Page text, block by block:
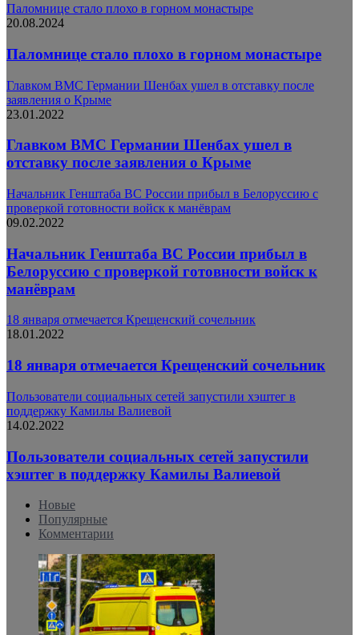
Паломнице стало плохо в горном монастыре
20.08.2024
Паломнице стало плохо в горном монастыре
Главком ВМС Германии Шенбах ушел в отставку после
заявления о Крыме
23.01.2022
Главком ВМС Германии Шенбах ушел в
отставку после заявления о Крыме
Начальник Генштаба ВС России прибыл в Белоруссию с
проверкой готовности войск к манёврам
09.02.2022
Начальник Генштаба ВС России прибыл в
Белоруссию с проверкой готовности войск к
манёврам
18 января отмечается Крещенский сочельник
18.01.2022
18 января отмечается Крещенский сочельник
Пользователи социальных сетей запустили хэштег в
поддержку Камилы Валиевой
14.02.2022
Пользователи социальных сетей запустили
хэштег в поддержку Камилы Валиевой
Новые
Популярные
Комментарии